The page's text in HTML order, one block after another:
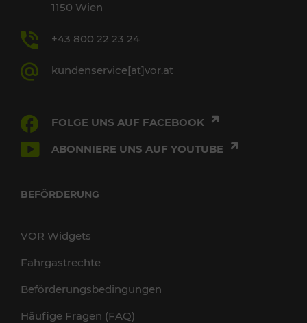
1150 Wien
+43 800 22 23 24
kundenservice[at]vor.at
FOLGE UNS AUF FACEBOOK
ABONNIERE UNS AUF YOUTUBE
BEFÖRDERUNG
VOR Widgets
Fahrgastrechte
Beförderungsbedingungen
Häufige Fragen (FAQ)